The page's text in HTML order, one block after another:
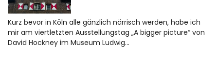
Kurz bevor in Köln alle gänzlich närrisch werden, habe ich
mir am viertletzten Ausstellungstag „A bigger picture“ von
David Hockney im Museum Ludwig…